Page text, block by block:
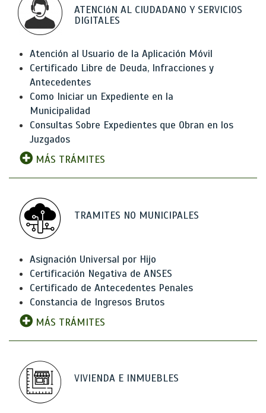
ATENCIóN AL CIUDADANO Y SERVICIOS
DIGITALES
Atención al Usuario de la Aplicación Móvil
Certificado Libre de Deuda, Infracciones y
Antecedentes
Como Iniciar un Expediente en la
Municipalidad
Consultas Sobre Expedientes que Obran en los
Juzgados
MÁS TRÁMITES
TRAMITES NO MUNICIPALES
Asignación Universal por Hijo
Certificación Negativa de ANSES
Certificado de Antecedentes Penales
Constancia de Ingresos Brutos
MÁS TRÁMITES
VIVIENDA E INMUEBLES